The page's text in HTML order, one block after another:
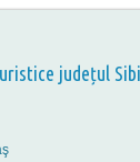
județul